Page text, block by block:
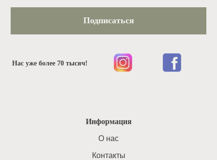
Информация
O нас
Контакты
Подписаться
Нас уже более 70 тысяч!